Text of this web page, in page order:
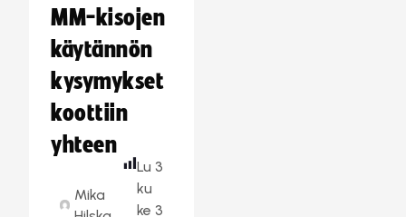
MM-kisojen
käytännön
kysymykset
koottiin
yhteen
Mika
Lu
ku
ke
3
3